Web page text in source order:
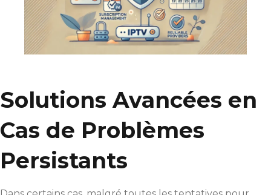
Solutions Avancées en
Cas de Problèmes
Persistants